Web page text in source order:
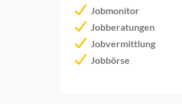
Jobmonitor
Jobberatungen
Jobvermittlung
Jobbörse